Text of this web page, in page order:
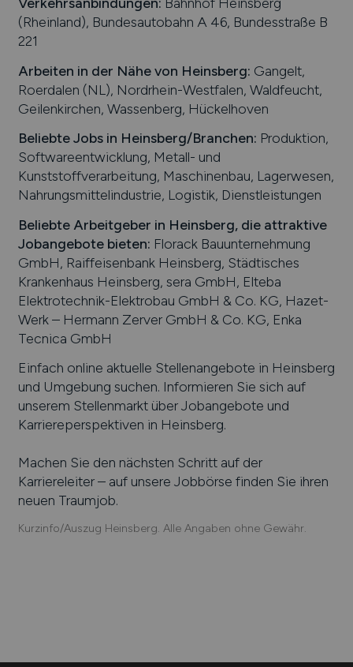
(Rheinland), Bundesautobahn A 46, Bundesstraße B
221
Arbeiten in der Nähe von Heinsberg: Gangelt,
Roerdalen (NL), Nordrhein-Westfalen, Waldfeucht,
Geilenkirchen, Wassenberg, Hückelhoven
Beliebte Jobs in Heinsberg/Branchen: Produktion,
Softwareentwicklung, Metall- und
Kunststoffverarbeitung, Maschinenbau, Lagerwesen,
Nahrungsmittelindustrie, Logistik, Dienstleistungen
Beliebte Arbeitgeber in Heinsberg, die attraktive
Jobangebote bieten: Florack Bauunternehmung
GmbH, Raiffeisenbank Heinsberg, Städtisches
Krankenhaus Heinsberg, sera GmbH, Elteba
Elektrotechnik-Elektrobau GmbH & Co. KG, Hazet-
Werk – Hermann Zerver GmbH & Co. KG, Enka
Tecnica GmbH
Einfach online aktuelle Stellenangebote in Heinsberg
und Umgebung suchen. Informieren Sie sich auf
unserem Stellenmarkt über Jobangebote und
Karriereperspektiven in Heinsberg.
Machen Sie den nächsten Schritt auf der
Karriereleiter – auf unsere Jobbörse finden Sie ihren
neuen Traumjob.
Kurzinfo/Auszug Heinsberg. Alle Angaben ohne Gewähr.